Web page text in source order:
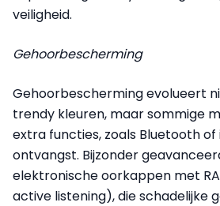
veiligheid.
Gehoorbescherming
Gehoorbescherming evolueert
trendy kleuren, maar sommige
extra functies, zoals Bluetooth
ontvangst. Bijzonder
elektronische oorkappen met
active listening), die schadelijke